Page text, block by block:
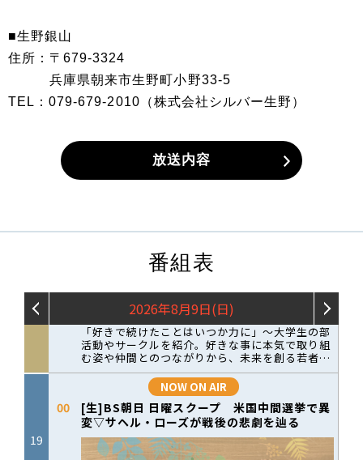
■生野銀山
住所：〒679-3324
兵庫県朝来市生野町小野33-5
TEL：079-679-2010（株式会社シルバー生野）
放送内容
番組表